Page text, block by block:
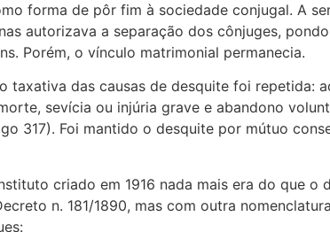
forma de pôr fim à sociedade conjugal. A
autorizava a separação dos cônjuges,
Porém, o vínculo matrimonial permanecia.
taxativa das causas de desquite foi repetida:
sevícia ou injúria grave e abandono
317). Foi mantido o desquite por mútuo
criado em 1916 nada mais era do que o
n. 181/1890, mas com outra